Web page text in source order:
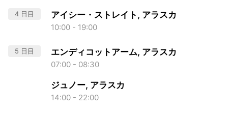
4 日目 アイシー・ストレイト, アラスカ
10:00 - 19:00
5 日目 エンディコットアーム, アラスカ
07:00 - 08:30
ジュノー, アラスカ
14:00 - 22:00